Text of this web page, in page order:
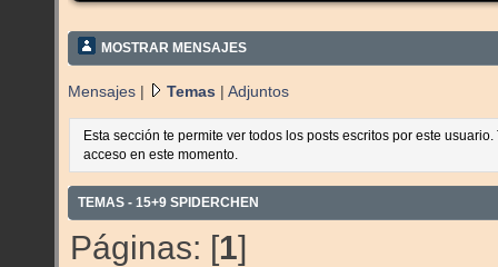
MOSTRAR MENSAJES
Mensajes | Temas | Adjuntos
Esta sección te permite ver todos los posts escritos por este
acceso en este momento.
TEMAS - 15+9 SPIDERCHEN
Páginas: [1]